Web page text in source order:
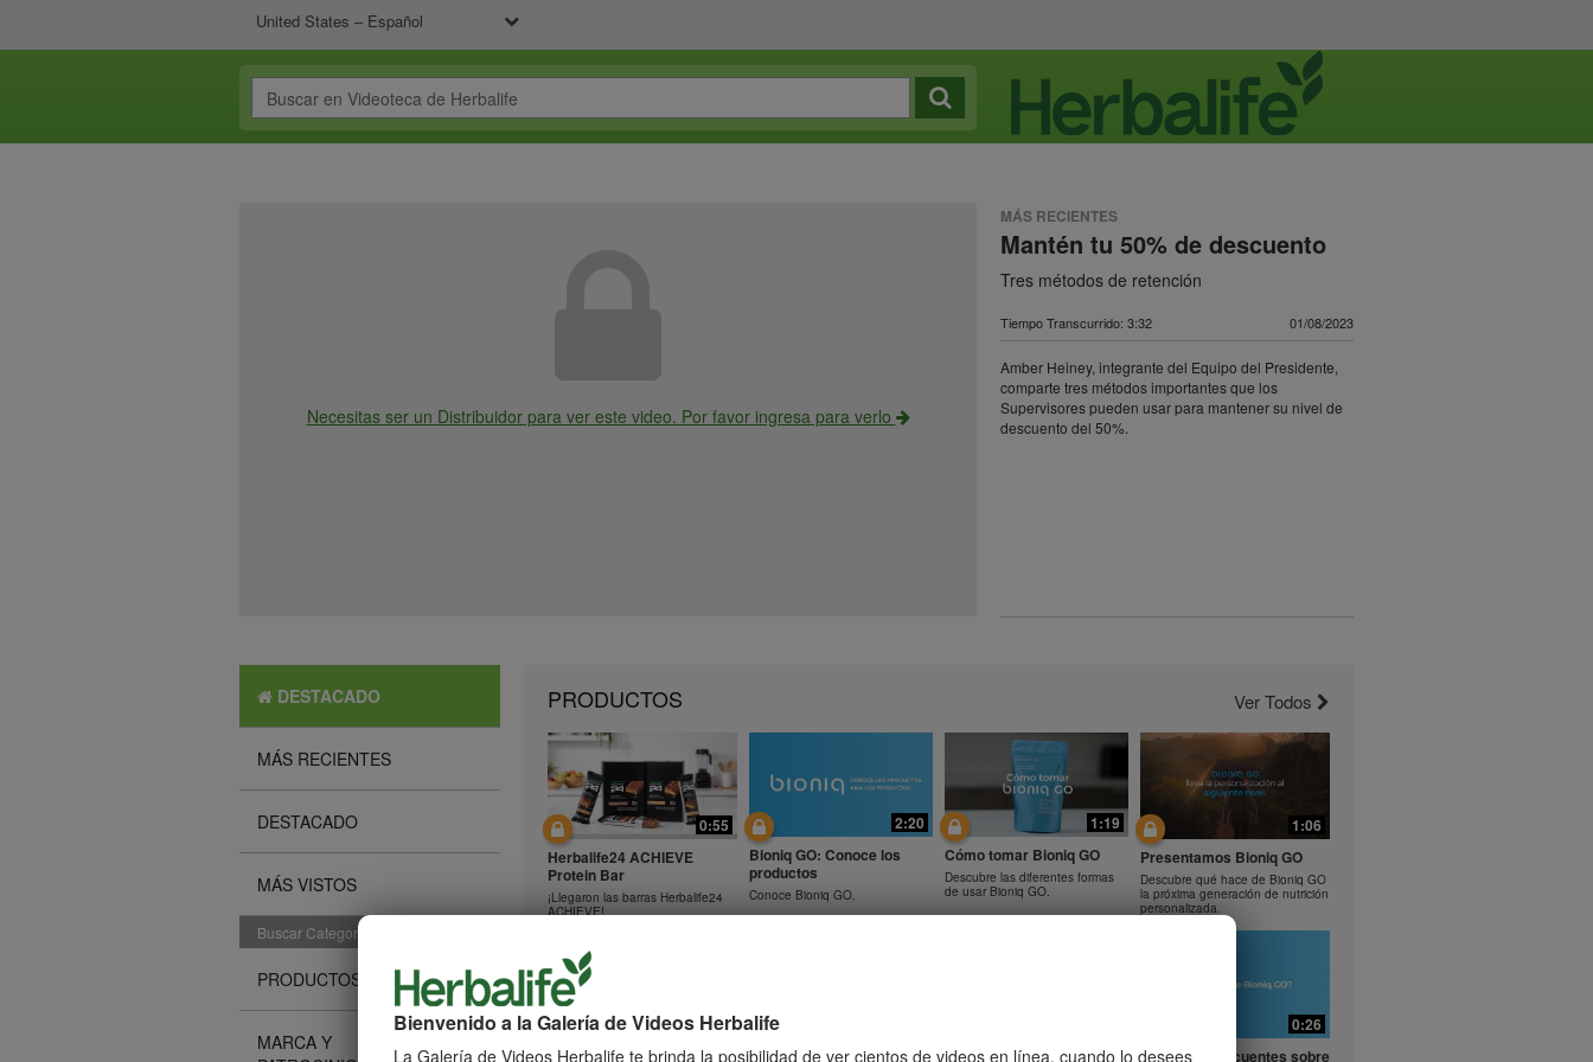
United States – Español
Bienvenido a la Galería de Videos Herbalife
La Galería de Videos Herbalife te brinda la posibilidad de ver cientos de videos en línea, cuando lo desees
Necesitas ser un Distribuidor para ver este video. Por favor ingresa para verlo
MÁS RECIENTES
Mantén tu 50% de descuento
Tres métodos de retención
Tiempo Transcurrido: 3:32 01/08/2023
Amber Heiney, integrante del Equipo del Presidente,
comparte tres métodos importantes que los
Supervisores pueden usar para mantener su nivel de
descuento del 50%.
DESTACADO
MÁS RECIENTES
DESTACADO
MÁS VISTOS
Buscar Categorías
PRODUCTOS
MARCA Y
PRODUCTOS Ver Todos
0:55
Herbalife24 ACHIEVE
Protein Bar
¡Llegaron las barras Herbalife24
ACHIEVE!
2:20
Bioniq GO: Conoce los
productos
Conoce Bioniq GO.
1:19
Cómo tomar Bioniq GO
Descubre las diferentes formas
de usar Bioniq GO.
1:06
Presentamos Bioniq GO
Descubre qué hace de Bioniq GO
la próxima generación de nutrición
personalizada.
0:41
Preguntas frecuentes sobre
Preguntas frecuentes
Preguntas frecuentes
0:26
Preguntas frecuentes sobre